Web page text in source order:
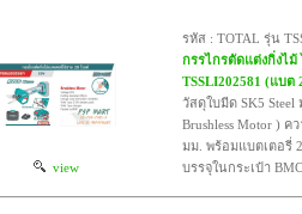
view
รหัส : TOTAL รุ่น
กรรไกรตัดแต่งกิ่งไม้
TSSLI202581 (แบ
วัสดุใบมีด SK5
Brushless Motor )
มม. พร้อมแบตเตอรี่
บรรจุในกระเป๋า BMC